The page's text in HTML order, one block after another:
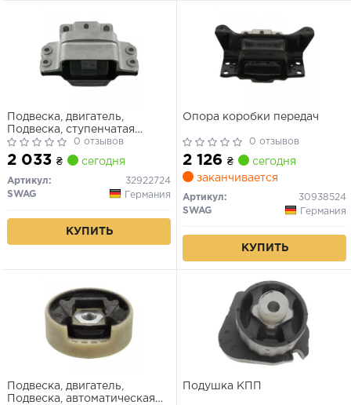
Подвеска, двигатель,
Подвеска, ступенчатая
коробка передач
0 отзывов
2 033 ₴ сегодня
Артикул:
32922724
SWAG
Германия
КУПИТЬ
Опора коробки передач
0 отзывов
2 126 ₴
сегодня
заканчивается
Артикул:
30938524
SWAG
Германия
КУПИТЬ
Подвеска, двигатель,
Подвеска, автоматическая
Подушка КПП